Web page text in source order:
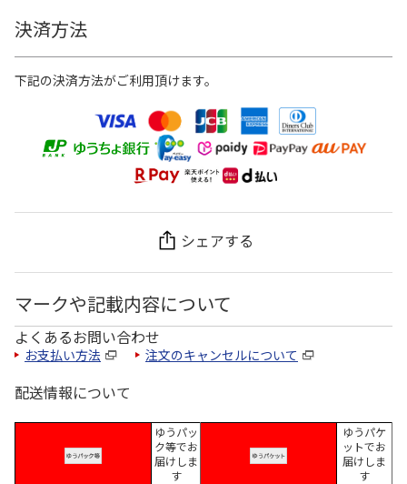
決済方法
下記の決済方法がご利用頂けます。
シェアする
マークや記載内容について
よくあるお問い合わせ
お支払い方法 注文のキャンセルについて
配送情報について
ゆうパッ
ク等でお
届けしま
す
ゆうパケ
ットでお
届けしま
す